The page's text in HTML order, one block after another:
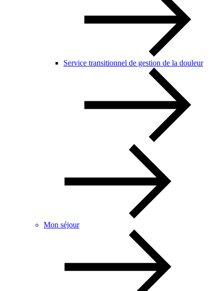
Service transitionnel de gestion de la douleur
Mon séjour